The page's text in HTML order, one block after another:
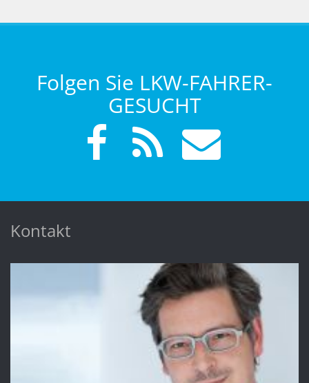
Folgen Sie LKW-FAHRER-
GESUCHT
Kontakt